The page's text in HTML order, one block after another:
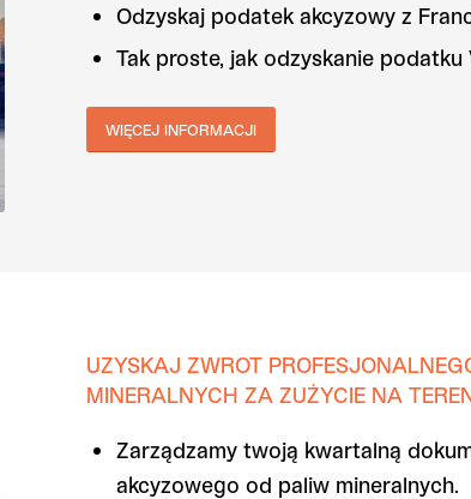
Odzyskaj podatek akcyzowy z
Tak proste, jak odzyskanie podatku
WIĘCEJ INFORMACJI
UZYSKAJ ZWROT
MINERALNYCH ZA ZUŻYCIE NA
Zarządzamy twoją kwartalną
akcyzowego od paliw mineralnych.